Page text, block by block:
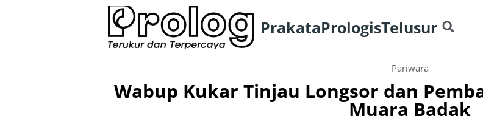
PrakataPrologisTelusur
Pariwara
Wabup Kukar Tinjau Longsor dan
Muara Badak